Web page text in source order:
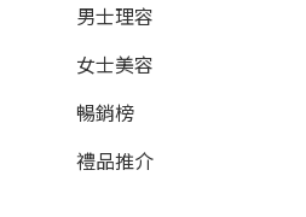
男士理容
女士美容
暢銷榜
禮品推介